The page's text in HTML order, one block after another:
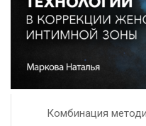
Комбинация